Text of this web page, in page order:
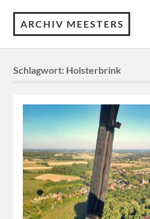
ARCHIV MEESTERS
Schlagwort: Holsterbrink